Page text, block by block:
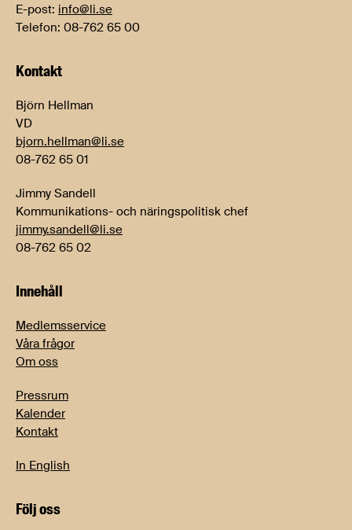
E-post: info@li.se
Telefon: 08-762 65 00
Kontakt
Björn Hellman
VD
bjorn.hellman@li.se
08-762 65 01
Jimmy Sandell
Kommunikations- och näringspolitisk chef
jimmy.sandell@li.se
08-762 65 02
Innehåll
Medlemsservice
Våra frågor
Om oss
Pressrum
Kalender
Kontakt
In English
Följ oss